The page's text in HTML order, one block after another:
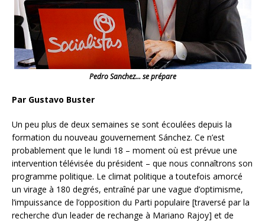
Pedro Sanchez… se prépare
Par Gustavo Buster
Un peu plus de deux semaines se sont écoulées depuis la
formation du nouveau gouvernement Sánchez. Ce n’est
probablement que le lundi 18 – moment où est prévue une
intervention télévisée du président – que nous connaîtrons son
programme politique. Le climat politique a toutefois amorcé
un virage à 180 degrés, entraîné par une vague d’optimisme,
l’impuissance de l’opposition du Parti populaire [traversé par la
recherche d’un leader de rechange à Mariano Rajoy] et de